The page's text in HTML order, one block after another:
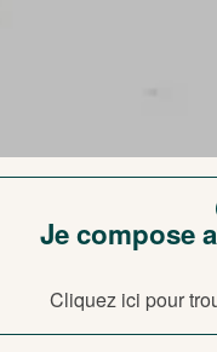
Je compose
Cliquez ici pour